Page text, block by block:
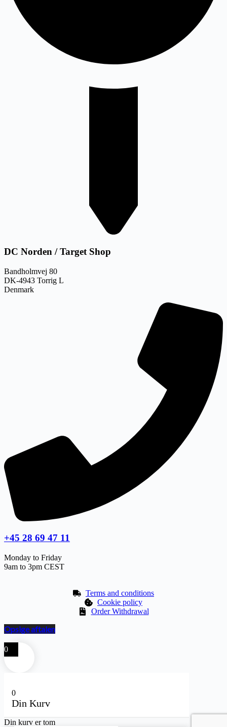
DC Norden / Target Shop
Bandholmvej 80
DK-4943 Torrig L
Denmark
+45 28 69 47 11
Monday to Friday
9am to 3pm CEST
Terms and conditions
Cookie policy
Order Withdrawal
Opsige aftalen
0
0
Din Kurv
Din kurv er tom